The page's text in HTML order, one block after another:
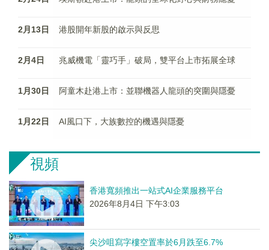
2月13日 港股開年新股的啟示與反思
2月4日 兆威機電「靈巧手」破局，雙平台上市拓展全球
1月30日 阿童木赴港上市：並聯機器人龍頭的突圍與隱憂
1月22日 AI風口下，大族數控的機遇與隱憂
視頻
香港寬頻推出一站式AI企業服務平台
2026年8月4日 下午3:03
尖沙咀寫字樓空置率於6月跌至6.7%